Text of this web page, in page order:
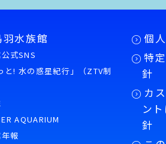
水族館
式SNS
と! 水の惑星紀行」（ZTV制
AQUARIUM
報
個
特
針
カ
ン
針